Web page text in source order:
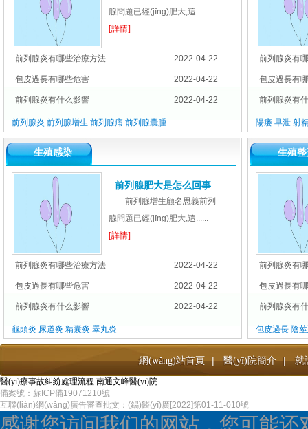
腺問題已經(jīng)肥大,這......
[詳情]
2022-04-22
前列腺炎有哪些治療方法
2022-04-22
包皮過長有哪些危害
2022-04-22
前列腺炎有什么影響
前列腺炎 前列腺增生 前列腺痛 前列腺囊腫
前列腺炎有
包皮過長有
前列腺炎有
陽痿 早泄 射
生殖感染
前列腺肥大是怎么回事
前列腺增生顧名思義前列
腺問題已經(jīng)肥大,這......
[詳情]
2022-04-22
前列腺炎有哪些治療方法
2022-04-22
包皮過長有哪些危害
2022-04-22
前列腺炎有什么影響
龜頭炎 尿道炎 精囊炎 睪丸炎
生殖
前列腺炎有
包皮過長有
前列腺炎有
包皮過長 陰
網(wǎng)站首頁 | 醫(yī)院簡介 | 就
醫(yī)療事故糾紛處理流程 南通文峰醫(yī)院
備案號：蘇ICP備19071210號
互聯(lián)網(wǎng)廣告審查批文：(錫)醫(yī)廣[2022]第01-11-010號
感谢您访问我们的网站，您可能还